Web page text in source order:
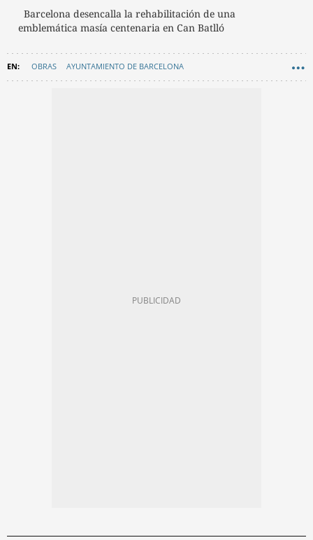
Barcelona desencalla la rehabilitación de una
emblemática masía centenaria en Can Batlló
OBRAS AYUNTAMIENTO DE BARCELONA